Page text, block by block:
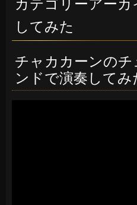
カテゴリーアーカ
してみた
チャカカーンの
ンドで演奏してみ